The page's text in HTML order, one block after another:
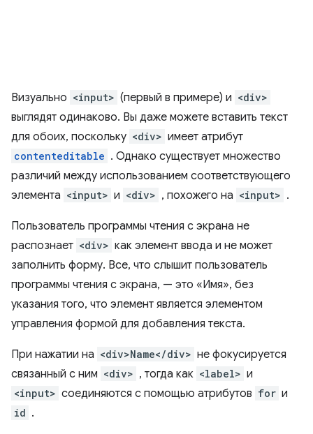
Визуально <input> (первый в примере) и <div>
выглядят одинаково. Вы даже можете вставить текст
для обоих, поскольку <div> имеет атрибут
contenteditable . Однако существует множество
различий между использованием соответствующего
элемента <input> и <div> , похожего на <input> .
Пользователь программы чтения с экрана не
распознает <div> как элемент ввода и не может
заполнить форму. Все, что слышит пользователь
программы чтения с экрана, — это «Имя», без
указания того, что элемент является элементом
управления формой для добавления текста.
При нажатии на <div>Name</div> не фокусируется
связанный с ним <div> , тогда как <label> и
<input> соединяются с помощью атрибутов for и
id .